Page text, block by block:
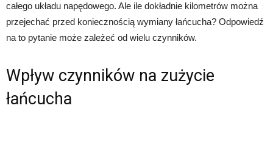
całego układu napędowego. Ale ile dokładnie kilometrów można
przejechać przed koniecznością wymiany łańcucha? Odpowiedź
na to pytanie może zależeć od wielu czynników.
Wpływ czynników na zużycie
łańcucha